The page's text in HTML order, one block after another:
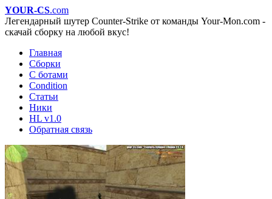
YOUR-CS.com
Легендарный шутер Counter-Strike от команды Your-Mon.com -
скачай сборку на любой вкус!
Главная
Сборки
С ботами
Condition
Статьи
Ники
HL v1.0
Обратная связь